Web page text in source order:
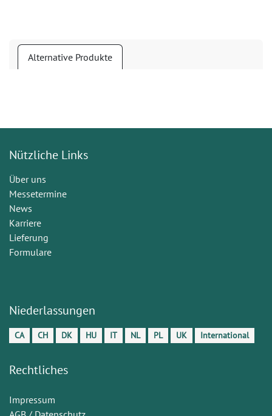
Alternative Produkte
Nützliche Links
Über uns
Messetermine
News
Karriere
Lieferung
Formulare
Niederlassungen
CA CH DK HU IT NL PL UK International
Rechtliches
Impressum